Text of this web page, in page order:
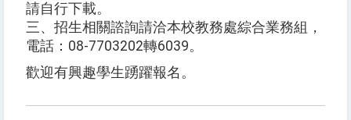
請自行下載。
三、招生相關諮詢請洽本校教務處綜合業務組，
電話：08-7703202轉6039。
歡迎有興趣學生踴躍報名。